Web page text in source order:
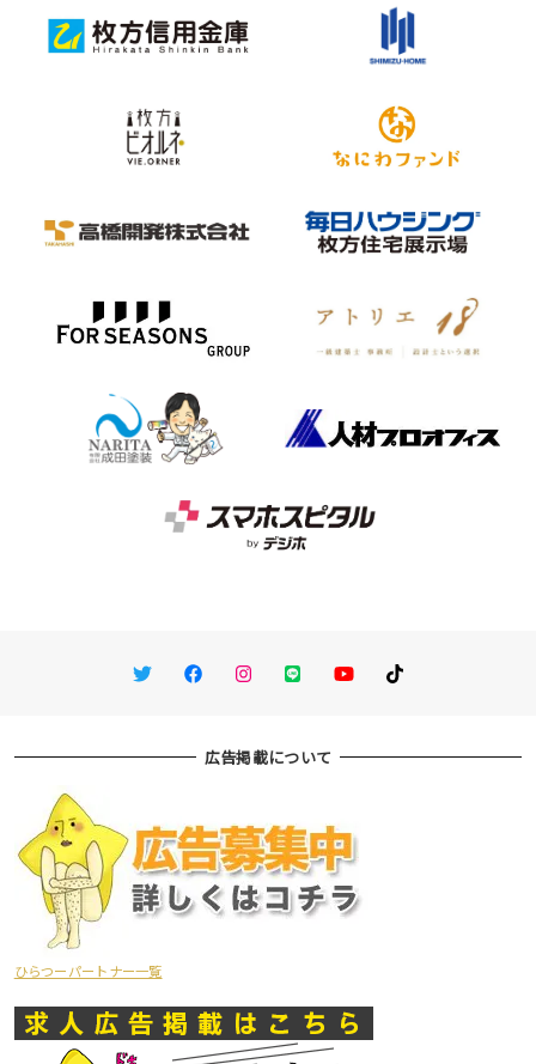
TwitterFacebookInstagram
LINE You TubeTikTok
広告掲載について
ひらつーパートナー一覧